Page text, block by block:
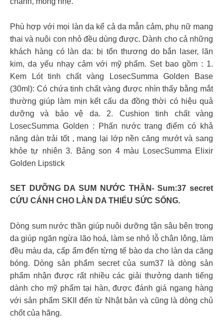
Phù hợp với mọi làn da kể cả da mẫn cảm, phụ nữ mang
thai và nuôi con nhỏ đều dùng được. Dành cho cả những
khách hàng có làn da: bị tổn thương do bắn laser, lăn
kim, da yếu nhạy cảm với mỹ phẩm. Set bao gồm : 1.
Kem Lót tinh chất vàng LosecSumma Golden Base
(30ml): Có chứa tinh chất vàng được nhìn thấy bằng mắt
thường giúp làm mịn kết cấu da đồng thời có hiệu quả
dưỡng và bảo vệ da. 2. Cushion tinh chất vàng
LosecSumma Golden : Phấn nước trang điểm có khả
năng dàn trải tốt , mang lại lớp nền căng mướt và sang
khỏe tự nhiên 3. Bảng son 4 màu LosecSumma Elixir
Golden Lipstick
SET DƯỠNG DA SUM NƯỚC THẦN- Sum:37 secret
CỨU CÁNH CHO LÀN DA THIẾU SỨC SỐNG.
Dòng sum nước thần giúp nuôi dưỡng tận sâu bên trong
da giúp ngăn ngừa lão hoá, làm se nhỏ lỗ chân lông, làm
đều màu da, cấp ẩm đến từng tế bào da cho làn da căng
bóng. Dòng sản phẩm secret của sum37 là dòng sản
phẩm nhận được rất nhiều các giải thưởng danh tiếng
dành cho mỹ phẩm tại hàn, được đánh giá ngang hàng
với sản phẩm SKII đến từ Nhật bản và cũng là dòng chủ
chốt của hãng.